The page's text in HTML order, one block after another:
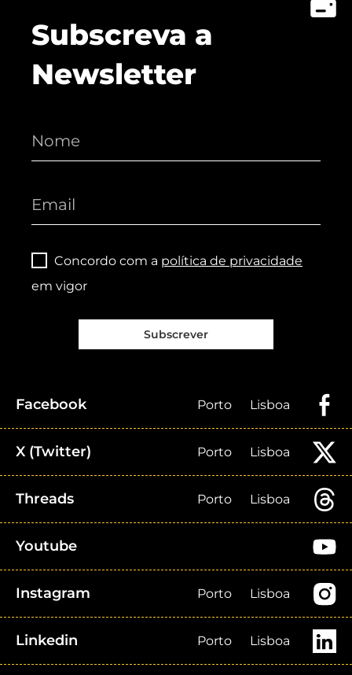
Subscreva a
Newsletter
Concordo com a política de privacidade
em vigor
Subscrever
Facebook Porto Lisboa
X (Twitter) Porto Lisboa
Threads Porto Lisboa
Youtube
Instagram Porto Lisboa
Linkedin Porto Lisboa